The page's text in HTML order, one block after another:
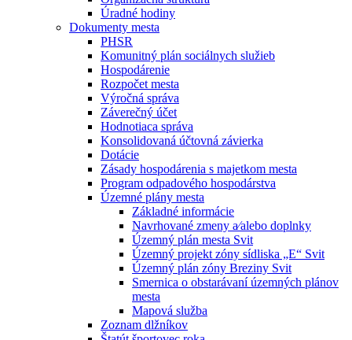
Úradné hodiny
Dokumenty mesta
PHSR
Komunitný plán sociálnych služieb
Hospodárenie
Rozpočet mesta
Výročná správa
Záverečný účet
Hodnotiaca správa
Konsolidovaná účtovná závierka
Dotácie
Zásady hospodárenia s majetkom mesta
Program odpadového hospodárstva
Územné plány mesta
Základné informácie
Navrhované zmeny a⁄alebo doplnky
Územný plán mesta Svit
Územný projekt zóny sídliska „E“ Svit
Územný plán zóny Breziny Svit
Smernica o obstarávaní územných plánov
mesta
Mapová služba
Zoznam dlžníkov